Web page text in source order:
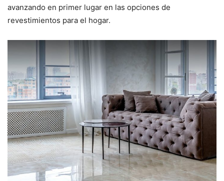
avanzando en primer lugar en las opciones de
revestimientos para el hogar.